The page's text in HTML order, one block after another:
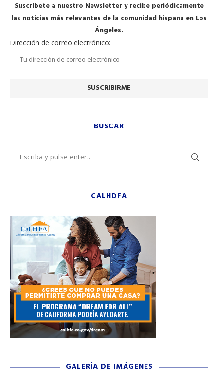
Suscríbete a nuestro Newsletter y recibe periódicamente
las noticias más relevantes de la comunidad hispana en Los
Ángeles.
Dirección de correo electrónico:
BUSCAR
CALHDFA
GALERÍA DE IMÁGENES